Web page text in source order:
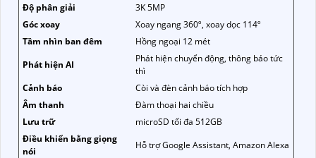
Độ phân giải
3K 5MP
Góc xoay
Xoay ngang 360º, xoay dọc 114º
Tầm nhìn ban đêm
Hồng ngoại 12 mét
Phát hiện AI
Phát hiện chuyển động, thông báo tức
thì
Cảnh báo
Còi và đèn cảnh báo tích hợp
Âm thanh
Đàm thoại hai chiều
Lưu trữ
microSD tối đa 512GB
Điều khiển bằng giọng
nói
Hỗ trợ Google Assistant, Amazon Alexa